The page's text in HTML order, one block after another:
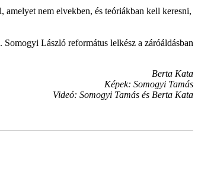
nem elvekben, és teóriákban kell keresni,
László református lelkész a záróáldásban
Berta Kata
Képek: Somogyi Tamás
Videó: Somogyi Tamás és Berta Kata